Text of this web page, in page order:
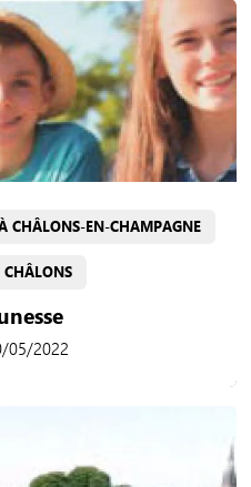
CHÂLONS-EN-CHAMPAGNE
CHÂLONS
05/2022